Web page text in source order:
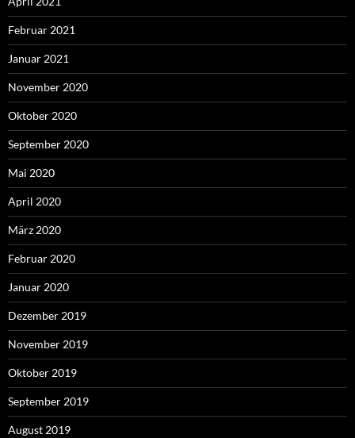
Februar 2021
Januar 2021
November 2020
Oktober 2020
September 2020
Mai 2020
April 2020
März 2020
Februar 2020
Januar 2020
Dezember 2019
November 2019
Oktober 2019
September 2019
August 2019